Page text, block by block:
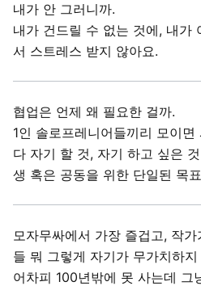
내가 안 그러니까.
내가 건드릴 수 없는 것에, 내가
서 스트레스 받지 않아요.
협업은 언제 왜 필요한 걸까.
1인 솔로프레니어들끼리 모이
다 자기 할 것, 자기 하고 싶은
생 혹은 공동을 위한 단일된 목
모자무싸에서 가장 즐겁고, 작
들 뭐 그렇게 자기가 무가치하
어차피 100년밖에 못 사는데 그